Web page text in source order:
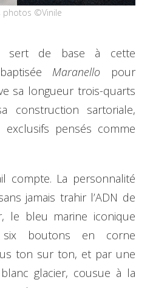
photos ©Vinile
sert de base à cette
Maranello pour
sa longueur trois-quarts
construction sartoriale,
pensés comme
compte. La personnalité
jamais trahir l’ADN de
le bleu marine iconique
boutons en corne
ton sur ton, et par une
glacier, cousue à la